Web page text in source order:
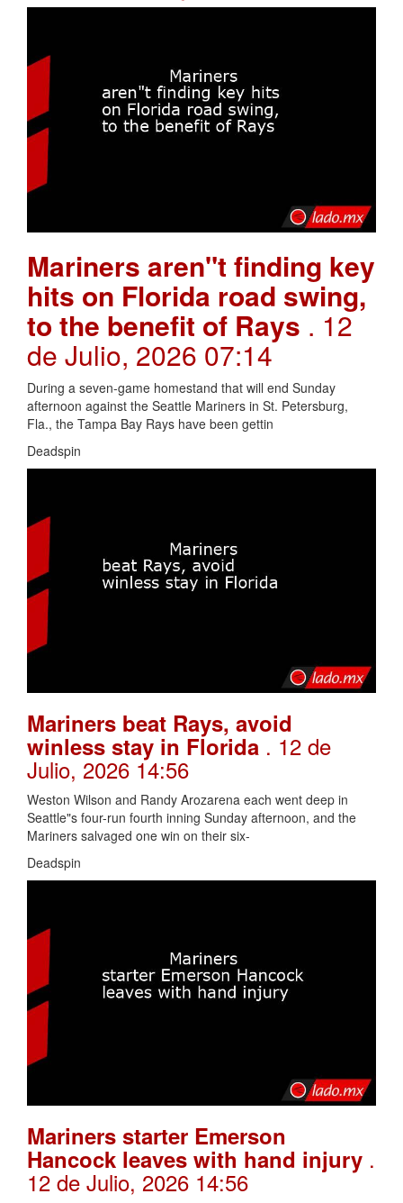
Mariners aren"t finding key
hits on Florida road swing,
to the benefit of Rays . 12
de Julio, 2026 07:14
During a seven-game homestand that will end Sunday
afternoon against the Seattle Mariners in St. Petersburg,
Fla., the Tampa Bay Rays have been gettin
Deadspin
Mariners beat Rays, avoid
winless stay in Florida . 12 de
Julio, 2026 14:56
Weston Wilson and Randy Arozarena each went deep in
Seattle"s four-run fourth inning Sunday afternoon, and the
Mariners salvaged one win on their six-
Deadspin
Mariners starter Emerson
Hancock leaves with hand injury .
12 de Julio, 2026 14:56